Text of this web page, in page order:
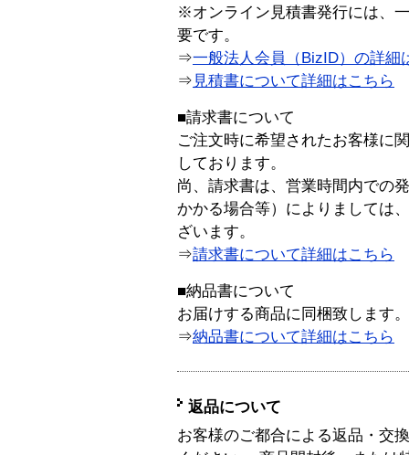
※オンライン見積書発行には、
要です。
⇒一般法人会員（BizID）の詳細
⇒ 見積書について詳細はこちら
■請求書について
ご注文時に希望されたお客様に
しております。
尚、請求書は、営業時間内での
かかる場合等）によりましては
ざいます。
⇒請求書について詳細はこちら
■納品書について
お届けする商品に同梱致します。
⇒納品書について詳細はこちら
返品について
お客様のご都合による返品・交